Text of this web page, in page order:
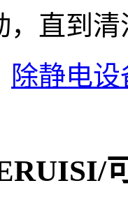
，直到清
除静电设